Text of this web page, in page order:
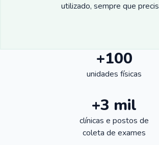
utilizado, sempre que
+100
unidades físicas
+3 mil
clínicas e postos de
coleta de exames